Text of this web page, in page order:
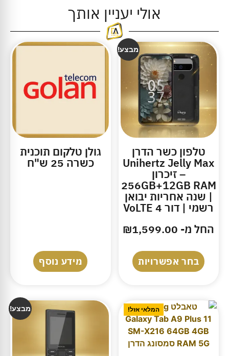
אולי יעניין אותך
מבצע!
טלפון כשר הדרן
Unihertz Jelly Max
– זיכרון
256GB+12GB RAM
| שנה אחריות יבואן
רשמי | דור 4 VoLTE
החל מ-
₪1,599.00
בחר אפשרויות
גולן טלקום תוכנית
כשרה 25 ש"ח
מידע נוסף
המלאי אזל! מבצע!